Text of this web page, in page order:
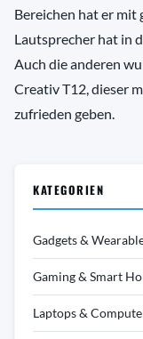
Bereichen hat er
Lautsprecher hat in
Auch die anderen
Creativ T12, dieser
zufrieden geben.
KATEGORIEN
Gadgets &
Gaming & Smart
Laptops &